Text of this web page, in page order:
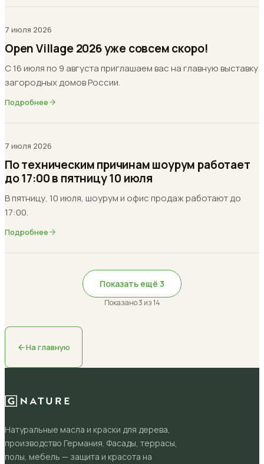
7 июля 2026
Open Village 2026 уже совсем скоро!
С 16 июля по 9 августа приглашаем вас на главную выставку
загородных домов России.
Подробнее
7 июля 2026
По техническим причинам шоурум работает
до 17:00 в пятницу 10 июля
В пятницу, 10 июля, шоурум и офис продаж работают до
17:00.
Подробнее
Показать ещё 3
Показано3 из14
На главную
Натуральные масла и краски для дерева,
производство Германия. Фасады, террасы,
полы, мебель — защита и красота на